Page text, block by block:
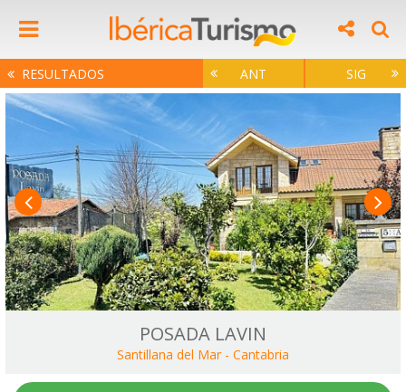
RESULTADOS ANT SIG
POSADA LAVIN
Santillana del Mar - Cantabria